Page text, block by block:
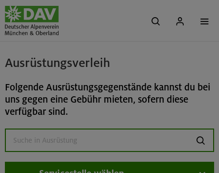
Ausrüstungsverleih
Folgende Ausrüstungsgegenstände kannst du bei
uns gegen eine Gebühr mieten, sofern diese
verfügbar sind.
suchen